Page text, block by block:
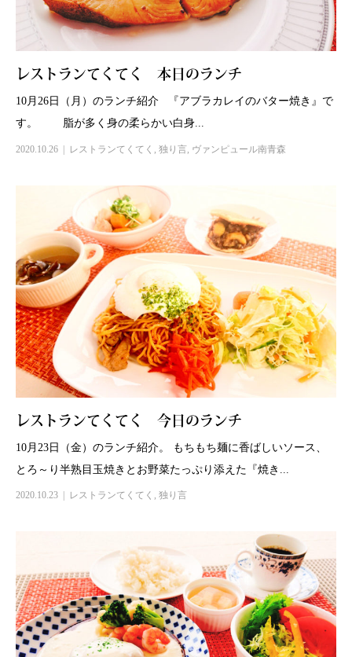
レストランてくてく 本日のランチ
10月26日（月）のランチ紹介 『アブラカレイのバター焼き』で
す。 脂が多く身の柔らかい白身...
2020.10.26 レストランてくてく , 独り言, ヴァンピュール南青森
レストランてくてく 今日のランチ
10月23日（金）のランチ紹介。 もちもち麺に香ばしいソース、
とろ～り半熟目玉焼きとお野菜たっぷり添えた『焼き...
2020.10.23 レストランてくてく , 独り言